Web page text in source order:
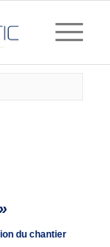
du chantier